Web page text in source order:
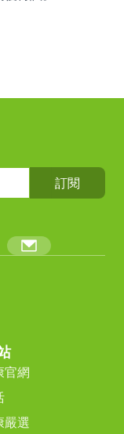
訂閱
官網
嚴選